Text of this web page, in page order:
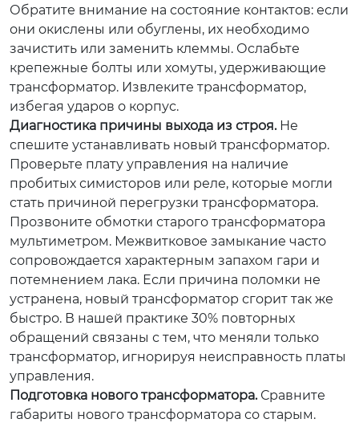
Обратите внимание на состояние контактов: если
они окислены или обуглены, их необходимо
зачистить или заменить клеммы. Ослабьте
крепежные болты или хомуты, удерживающие
трансформатор. Извлеките трансформатор,
избегая ударов о корпус.
Диагностика причины выхода из строя.Не
спешите устанавливать новый трансформатор.
Проверьте плату управления на наличие
пробитых симисторов или реле, которые могли
стать причиной перегрузки трансформатора.
Прозвоните обмотки старого трансформатора
мультиметром. Межвитковое замыкание часто
сопровождается характерным запахом гари и
потемнением лака. Если причина поломки не
устранена, новый трансформатор сгорит так же
быстро. В нашей практике 30% повторных
обращений связаны с тем, что меняли только
трансформатор, игнорируя неисправность платы
управления.
Подготовка нового трансформатора.Сравните
габариты нового трансформатора со старым.